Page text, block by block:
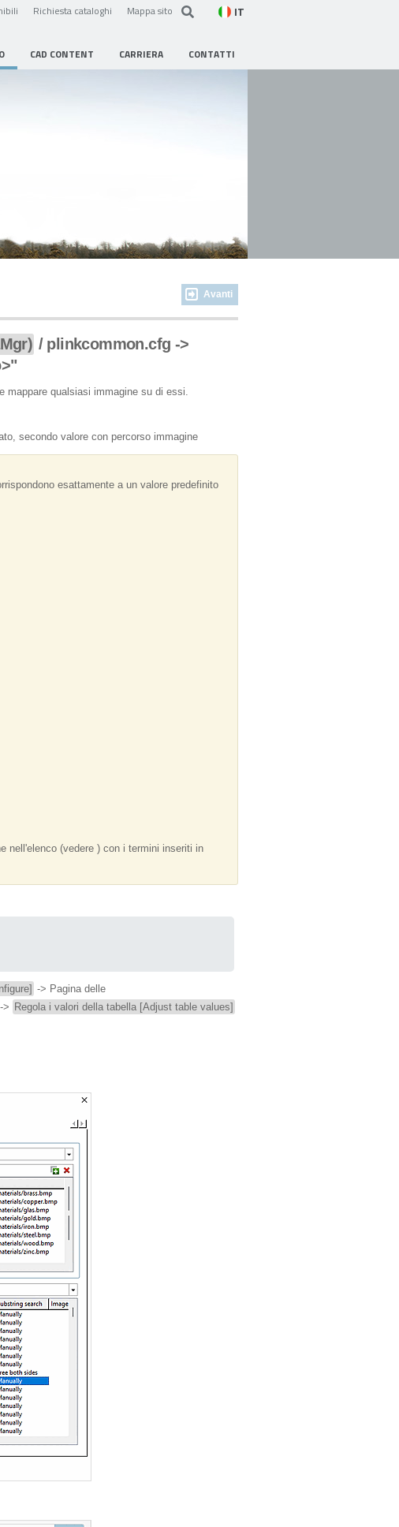
Richiesta cataloghi Mappa sito IT
CAD CONTENT CARRIERA CONTATTI
Avanti
/ plinkcommon.cfg ->
mappare qualsiasi immagine su di essi.
secondo valore con percorso immagine
esattamente a un valore predefinito
nell'elenco (vedere ) con i termini inseriti in
-> Pagina delle
-> Regola i valori della tabella [Adjust table values]